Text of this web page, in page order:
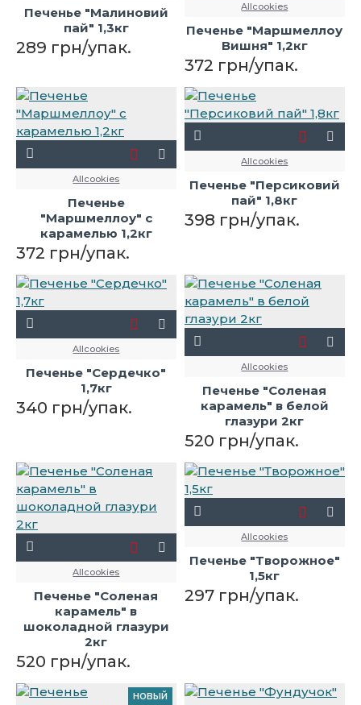
Печенье "Малиновий
пай" 1,3кг
289 грн/упак.
Allcookies
Печенье "Маршмеллоу
Вишня" 1,2кг
372 грн/упак.
Allcookies
Печенье
"Маршмеллоу" с
карамелью 1,2кг
372 грн/упак.
Allcookies
Печенье "Персиковий
пай" 1,8кг
398 грн/упак.
Allcookies
Печенье "Сердечко"
1,7кг
340 грн/упак.
Allcookies
Печенье "Соленая
карамель" в белой
глазури 2кг
520 грн/упак.
Allcookies
Печенье "Соленая
карамель" в
шоколадной глазури
2кг
520 грн/упак.
Allcookies
Печенье "Творожное"
1,5кг
297 грн/упак.
НОВЫЙ